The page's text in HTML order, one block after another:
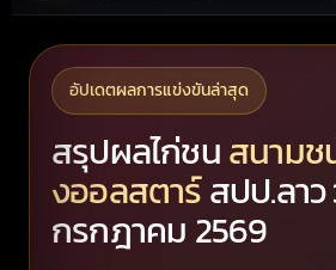
อัปเดตผลการแข่งขันล่าสุด
สรุปผลไก่ชนสนามช
งออลสตาร์สปป.ลาว
กรกฎาคม 2569